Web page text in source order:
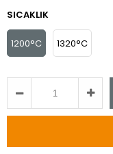
SICAKLIK
1200°C 1320°C